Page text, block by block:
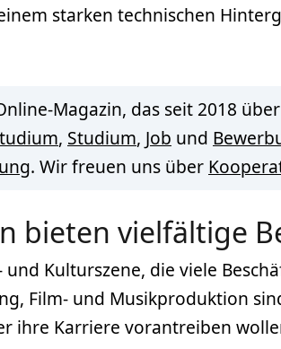
starken technischen
Magazin, das seit 2018
, Studium, Job und
. Wir freuen uns über
bieten vielfältige
Kulturszene, die viele
Film- und Musikproduktion
ihre Karriere vorantreiben